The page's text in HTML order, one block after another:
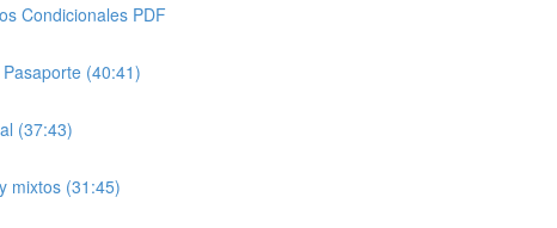
Condicionales PDF
(40:41)
(37:43)
mixtos (31:45)